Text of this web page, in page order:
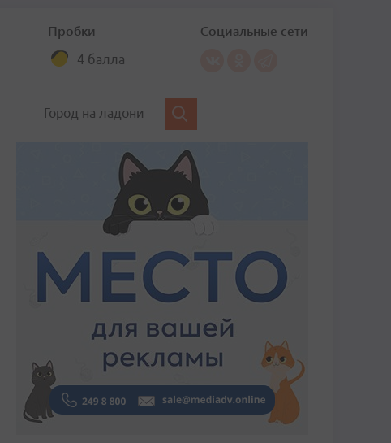
Пробки
4 балла
Социальные сети
Город на ладони